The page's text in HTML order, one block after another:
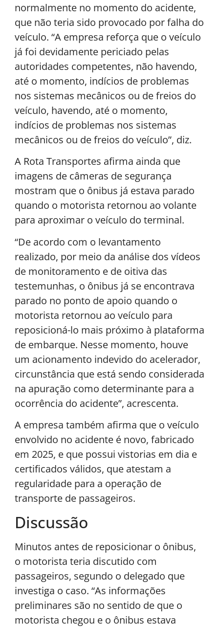
normalmente no momento do acidente,
que não teria sido provocado por falha do
veículo. “A empresa reforça que o veículo
já foi devidamente periciado pelas
autoridades competentes, não havendo,
até o momento, indícios de problemas
nos sistemas mecânicos ou de freios do
veículo, havendo, até o momento,
indícios de problemas nos sistemas
mecânicos ou de freios do veículo”, diz.
A Rota Transportes afirma ainda que
imagens de câmeras de segurança
mostram que o ônibus já estava parado
quando o motorista retornou ao volante
para aproximar o veículo do terminal.
“De acordo com o levantamento
realizado, por meio da análise dos vídeos
de monitoramento e de oitiva das
testemunhas, o ônibus já se encontrava
parado no ponto de apoio quando o
motorista retornou ao veículo para
reposicioná-lo mais próximo à plataforma
de embarque. Nesse momento, houve
um acionamento indevido do acelerador,
circunstância que está sendo considerada
na apuração como determinante para a
ocorrência do acidente”, acrescenta.
A empresa também afirma que o veículo
envolvido no acidente é novo, fabricado
em 2025, e que possui vistorias em dia e
certificados válidos, que atestam a
regularidade para a operação de
transporte de passageiros.
Discussão
Minutos antes de reposicionar o ônibus,
o motorista teria discutido com
passageiros, segundo o delegado que
investiga o caso. “As informações
preliminares são no sentido de que o
motorista chegou e o ônibus estava